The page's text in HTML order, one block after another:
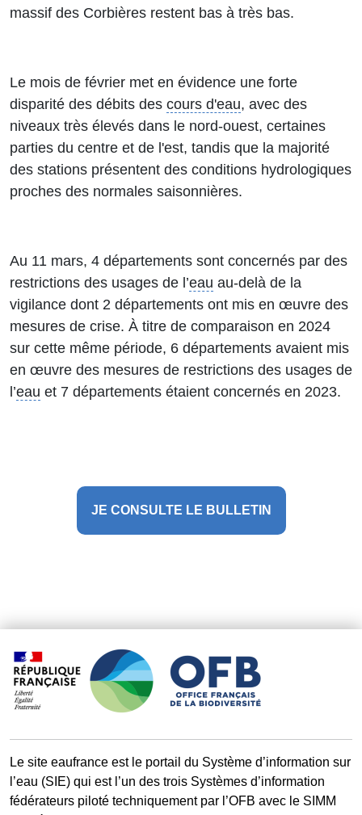
massif des Corbières restent bas à très bas.
Le mois de février met en évidence une forte
disparité des débits des cours d'eau, avec des
niveaux très élevés dans le nord-ouest, certaines
parties du centre et de l'est, tandis que la majorité
des stations présentent des conditions hydrologiques
proches des normales saisonnières.
Au 11 mars, 4 départements sont concernés par des
restrictions des usages de l’eau au-delà de la
vigilance dont 2 départements ont mis en œuvre des
mesures de crise. À titre de comparaison en 2024
sur cette même période, 6 départements avaient mis
en œuvre des mesures de restrictions des usages de
l’eau et 7 départements étaient concernés en 2023.
Le site eaufrance est le portail du Système d’information sur
l’eau (SIE) qui est l’un des trois Systèmes d’information
fédérateurs piloté techniquement par l’OFB avec le SIMM